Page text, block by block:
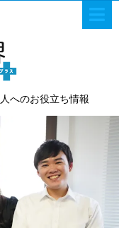
へのお役立ち情報